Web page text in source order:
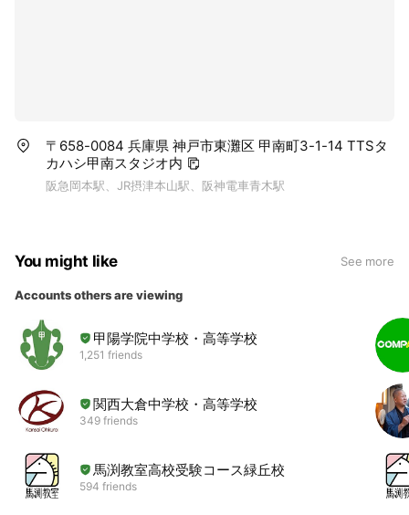
〒658-0084 兵庫県 神戸市東灘区 甲南町3-1-14 TTSタ
カハシ甲南スタジオ内
阪急岡本駅、JR摂津本山駅、阪神電車青木駅
You might like See more
Accounts others are viewing
甲陽学院中学校・高等学校
1,251 friends
関西大倉中学校・高等学校
349 friends
馬渕教室高校受験コース緑丘校
594 friends